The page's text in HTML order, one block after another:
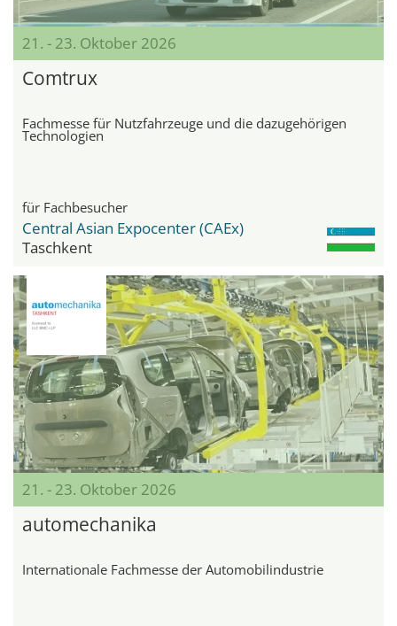
21. - 23. Oktober 2026
Comtrux
Fachmesse für Nutzfahrzeuge und die dazugehörigen
Technologien
für Fachbesucher
Central Asian Expocenter (CAEx)
Taschkent
21. - 23. Oktober 2026
automechanika
Internationale Fachmesse der Automobilindustrie